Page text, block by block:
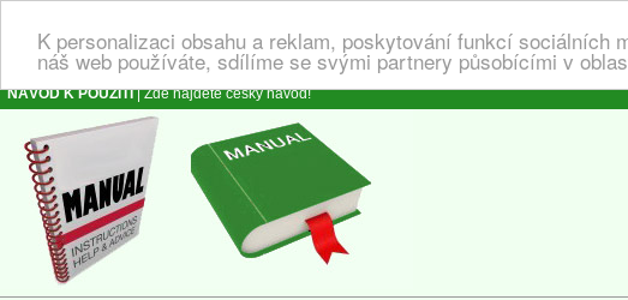
K personalizaci obsahu a reklam, poskytování funkcí
náš web používáte, sdílíme se svými partnery působícími v
NÁVOD K POUŽITÍ| Zde najdete český návod!